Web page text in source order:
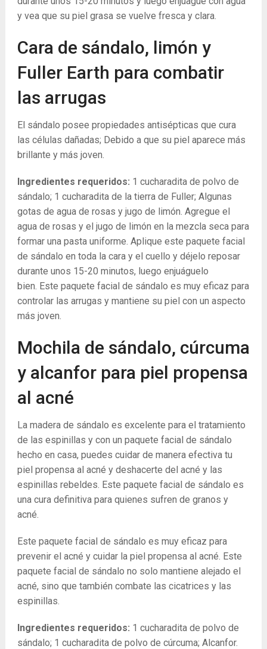
y vea que su piel grasa se vuelve fresca y clara.
Cara de sándalo, limón y
Fuller Earth para combatir
las arrugas
El sándalo posee propiedades antisépticas que cura
las células dañadas; Debido a que su piel aparece más
brillante y más joven.
Ingredientes requeridos: 1 cucharadita de polvo de
sándalo; 1 cucharadita de la tierra de Fuller; Algunas
gotas de agua de rosas y jugo de limón. Agregue el
agua de rosas y el jugo de limón en la mezcla seca para
formar una pasta uniforme. Aplique este paquete facial
de sándalo en toda la cara y el cuello y déjelo reposar
durante unos 15-20 minutos, luego enjuáguelo
bien. Este paquete facial de sándalo es muy eficaz para
controlar las arrugas y mantiene su piel con un aspecto
más joven.
Mochila de sándalo, cúrcuma
y alcanfor para piel propensa
al acné
La madera de sándalo es excelente para el tratamiento
de las espinillas y con un paquete facial de sándalo
hecho en casa, puedes cuidar de manera efectiva tu
piel propensa al acné y deshacerte del acné y las
espinillas rebeldes. Este paquete facial de sándalo es
una cura definitiva para quienes sufren de granos y
acné.
Este paquete facial de sándalo es muy eficaz para
prevenir el acné y cuidar la piel propensa al acné. Este
paquete facial de sándalo no solo mantiene alejado el
acné, sino que también combate las cicatrices y las
espinillas.
Ingredientes requeridos: 1 cucharadita de polvo de
sándalo; 1 cucharadita de polvo de cúrcuma; Alcanfor.